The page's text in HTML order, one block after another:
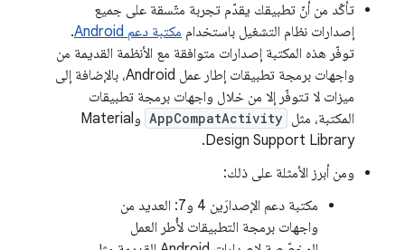
تأكّد من أنّ تطبيقك يقدّم تجربة متّسقة على جميع
إصدارات نظام التشغيل باستخدام مكتبة دعم Android
.
توفّر هذه المكتبة إصدارات متوافقة مع الأنظمة القديمة من
واجهات برمجة تطبيقات إطار عمل Android، بالإضافة إلى
ميزات لا تتوفّر إلا من خلال واجهات برمجة تطبيقات
المكتبة، مثل AppCompatActivity
وMaterial
Design Support Library.
ومن أبرز الأمثلة على ذلك:
مكتبة دعم الإصدارَين 4 و7: العديد من
واجهات برمجة التطبيقات لأُطر العمل